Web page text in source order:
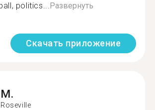
politics... Развернуть
Скачать приложение
M.
Roseville